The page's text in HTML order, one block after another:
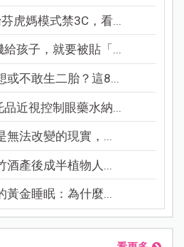
虎媽模式禁3C，看...
給孩子，就要被貼「...
或不敢生二胎？這8...
品近視控制眼藥水納...
無法改變的現實，...
酒產後成半植物人...
黃金睡眠：為什麼...